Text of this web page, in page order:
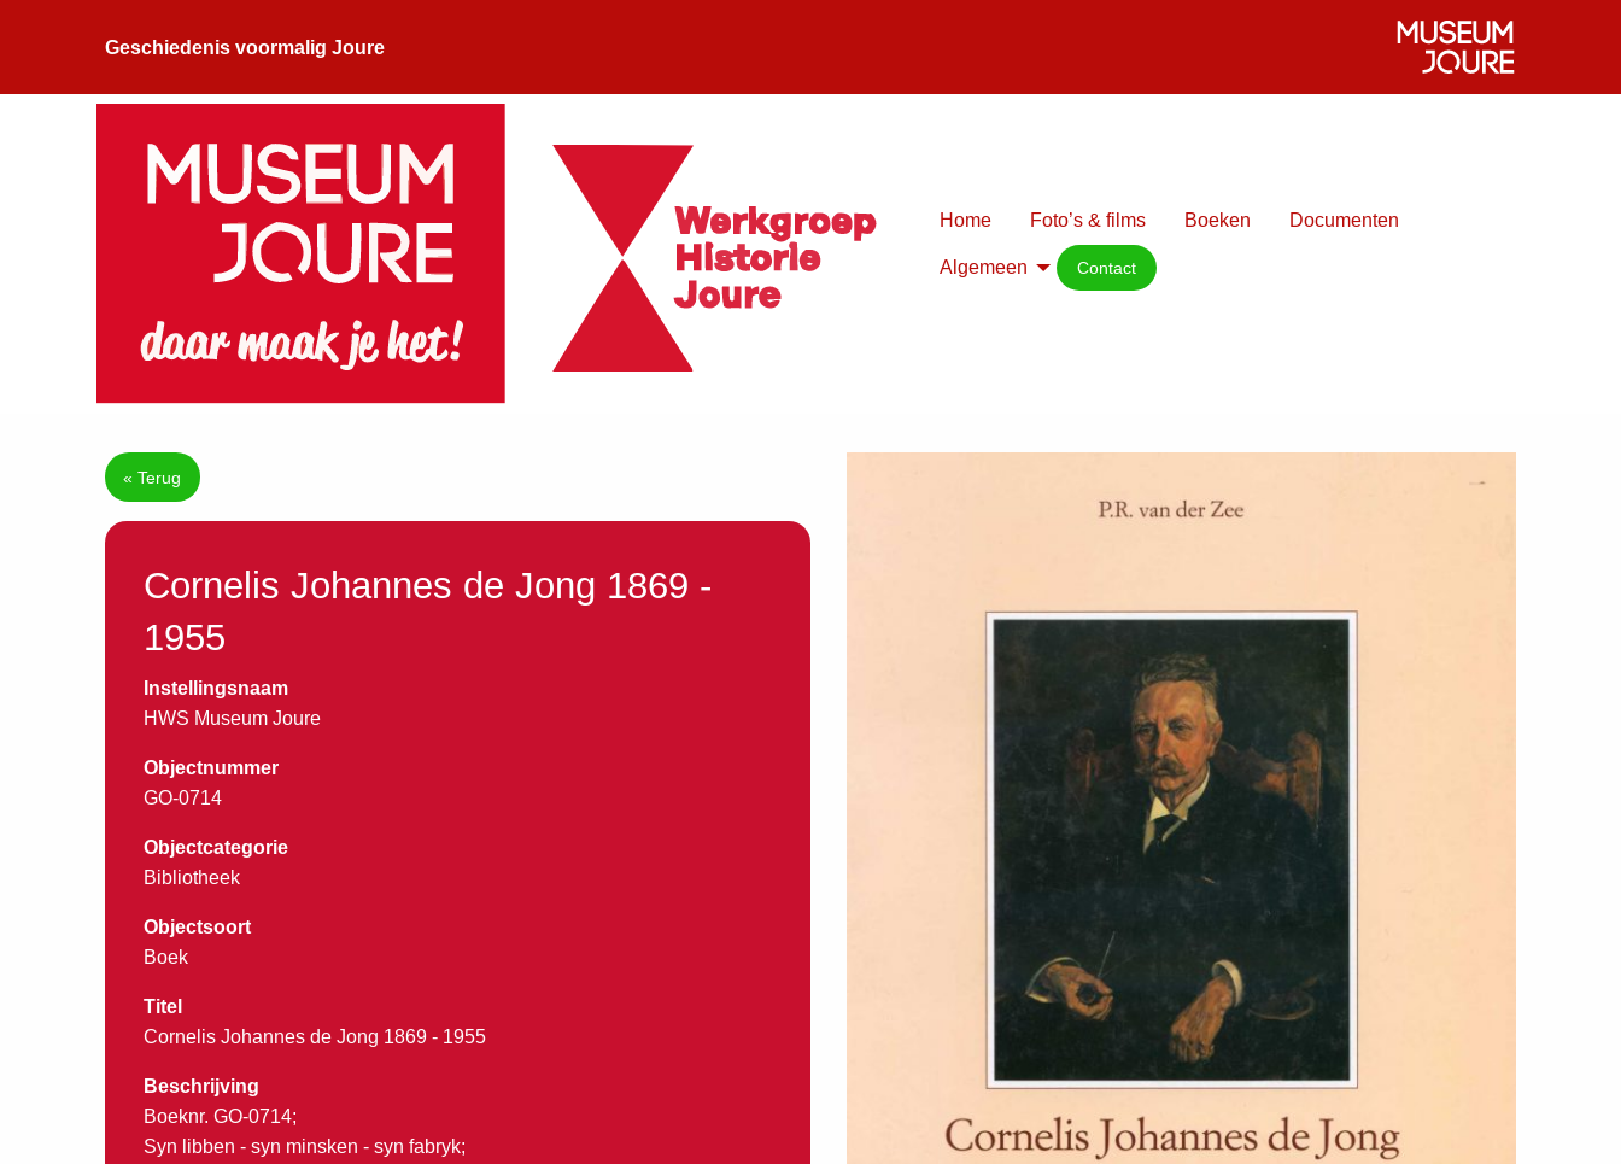
Geschiedenis voormalig Joure
Home Foto’s & films Boeken Documenten
Algemeen Contact
« Terug
Cornelis Johannes de Jong 1869 -
1955
Instellingsnaam
HWS Museum Joure
Objectnummer
GO-0714
Objectcategorie
Bibliotheek
Objectsoort
Boek
Titel
Cornelis Johannes de Jong 1869 - 1955
Beschrijving
Boeknr. GO-0714;
Syn libben - syn minsken - syn fabryk;